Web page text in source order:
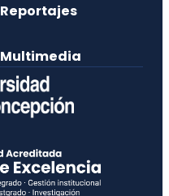
Reportajes
Multimedia